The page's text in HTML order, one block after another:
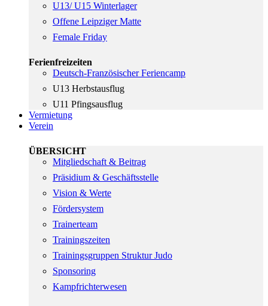
U13/ U15 Winterlager
Offene Leipziger Matte
Female Friday
Ferienfreizeiten
Deutsch-Französischer Feriencamp
U13 Herbstausflug
U11 Pfingsausflug
Vermietung
Verein
ÜBERSICHT
Mitgliedschaft & Beitrag
Präsidium & Geschäftsstelle
Vision & Werte
Fördersystem
Trainerteam
Trainingszeiten
Trainingsgruppen Struktur Judo
Sponsoring
Kampfrichterwesen